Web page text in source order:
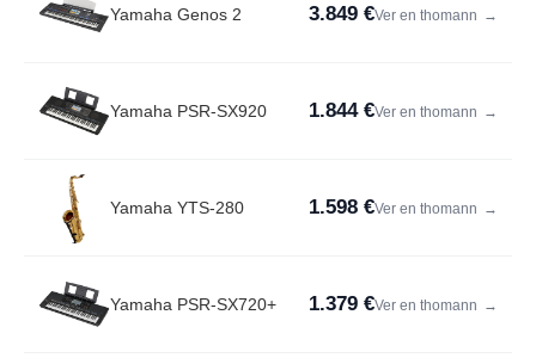
Yamaha Genos 2 3.849 €Ver en thomann →
Yamaha PSR-SX920 1.844 €Ver en thomann →
Yamaha YTS-280 1.598 €Ver en thomann →
Yamaha PSR-SX720+ 1.379 €Ver en thomann →